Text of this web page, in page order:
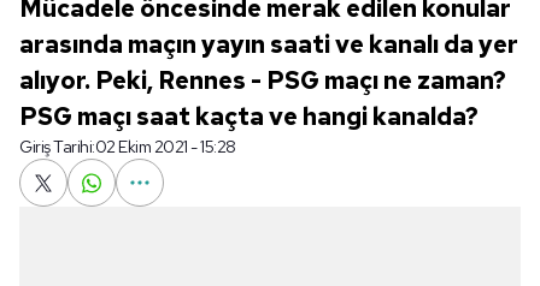
Mücadele öncesinde merak edilen konular
arasında maçın yayın saati ve kanalı da yer
alıyor. Peki, Rennes - PSG maçı ne zaman?
PSG maçı saat kaçta ve hangi kanalda?
Giriş Tarihi:02 Ekim 2021 - 15:28